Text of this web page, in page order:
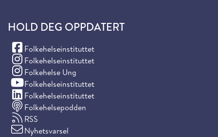
HOLD DEG OPPDATERT
Folkehelseinstituttet
(Facebook)
Folkehelseinstituttet
(Instagram)
Folkehelse Ung
(Instagram)
Folkehelseinstituttet
(YouTube)
Folkehelseinstituttet
(LinkedIn)
Folkehelsepodden
RSS
Nyhetsvarsel